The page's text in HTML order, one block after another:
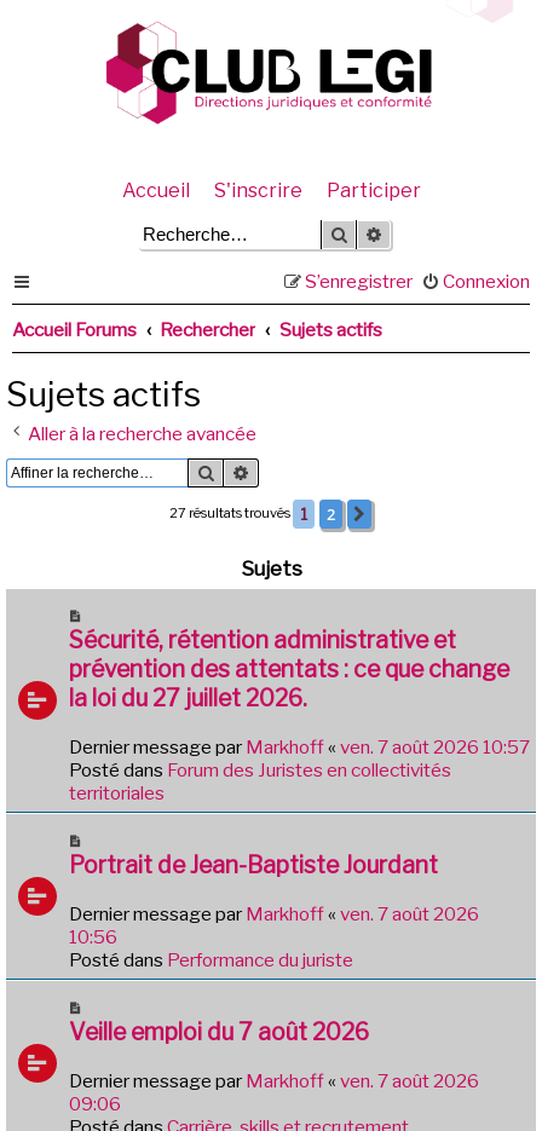
Accueil S'inscrire Participer
Rechercher
Connexion
S’enregistrer
Accueil Forums Rechercher Sujets actifs
Sujets actifs
Aller à la recherche avancée
Rechercher
27 résultats trouvés 1 2
Sujets
o
u
v
e
u
m
e
s
a
e
Sécurité, rétention administrative et
prévention des attentats : ce que change
la loi du 27 juillet 2026.
Dernier message par Markhoff« ven. 7 août 2026 10:57
Posté dans Forum des Juristes en collectivités
territoriales
o
v
e
a
u
e
s
a
g
Portrait de Jean-Baptiste Jourdant
Dernier message par Markhoff« ven. 7 août 2026
10:56
Posté dans Performance du juriste
o
v
e
a
Veille emploi du 7 août 2026
Dernier message par Markhoff« ven. 7 août 2026
09:06
Posté dans Carrière, skills et recrutement